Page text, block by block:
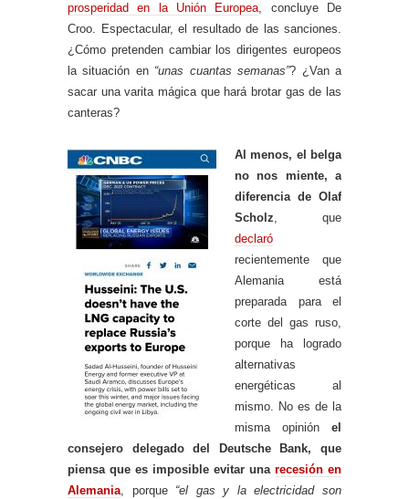
prosperidad en la Unión Europea, concluye De
Croo. Espectacular, el resultado de las sanciones.
¿Cómo pretenden cambiar los dirigentes europeos
la situación en “unas cuantas semanas”? ¿Van a
sacar una varita mágica que hará brotar gas de las
canteras?
Al menos, el belga
no nos miente, a
diferencia de Olaf
Scholz, que
declaró
recientemente que
Alemania está
preparada para el
corte del gas ruso,
porque ha logrado
alternativas
energéticas al
mismo. No es de la
misma opinión el
consejero delegado del Deutsche Bank, que
piensa que es imposible evitar una recesión en
Alemania, porque “el gas y la electricidad son